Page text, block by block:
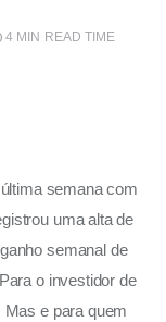
4 MIN READ TIME
semana com
uma alta de
semanal de
o investidor de
e para quem